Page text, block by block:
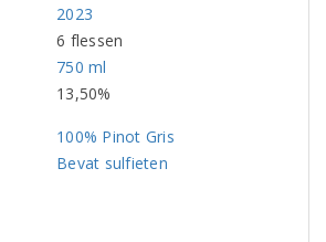
2023
6 flessen
750 ml
13,50%
100% Pinot Gris
Bevat sulfieten